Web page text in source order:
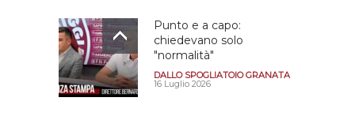
Punto e a capo:
chiedevano solo
"normalità"
DALLO SPOGLIATOIO GRANATA
16 Luglio 2026